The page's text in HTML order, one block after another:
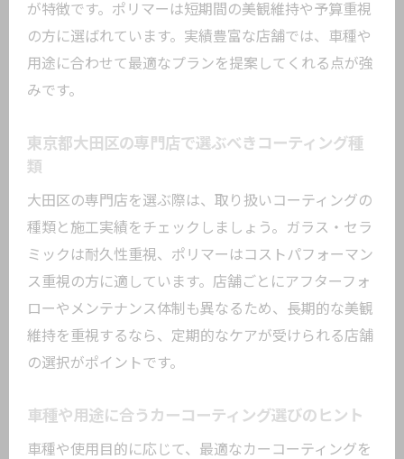
が特徴です。ポリマーは短期間の美観維持や予算重視
の方に選ばれています。実績豊富な店舗では、車種や
用途に合わせて最適なプランを提案してくれる点が強
みです。
東京都大田区の専門店で選ぶべきコーティング種
類
大田区の専門店を選ぶ際は、取り扱いコーティングの
種類と施工実績をチェックしましょう。ガラス・セラ
ミックは耐久性重視、ポリマーはコストパフォーマン
ス重視の方に適しています。店舗ごとにアフターフォ
ローやメンテナンス体制も異なるため、長期的な美観
維持を重視するなら、定期的なケアが受けられる店舗
の選択がポイントです。
車種や用途に合うカーコーティング選びのヒント
車種や使用目的に応じて、最適なカーコーティングを